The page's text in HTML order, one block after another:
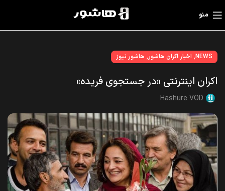
منو
NEWS
, اخبار اکران هاشور, هاشور نیوز
اکران اینترنتی «در جستجوی فریده»
Hashure VOD